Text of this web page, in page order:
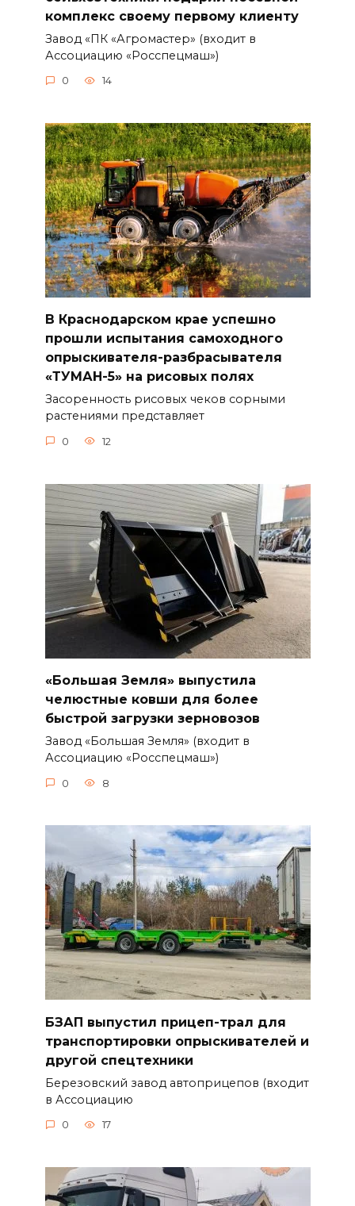
комплекс своему первому клиенту
Завод «ПК «Агромастер» (входит в
Ассоциацию «Росспецмаш»)
0 14
В Краснодарском крае успешно
прошли испытания самоходного
опрыскивателя-разбрасывателя
«ТУМАН-5» на рисовых полях
Засоренность рисовых чеков сорными
растениями представляет
0 12
«Большая Земля» выпустила
челюстные ковши для более
быстрой загрузки зерновозов
Завод «Большая Земля» (входит в
Ассоциацию «Росспецмаш»)
0 8
БЗАП выпустил прицеп-трал для
транспортировки опрыскивателей и
другой спецтехники
Березовский завод автоприцепов (входит
в Ассоциацию
0 17